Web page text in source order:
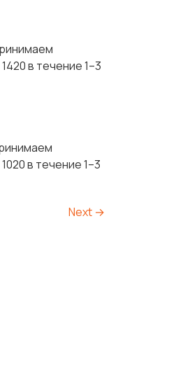
в течение 1–3
в течение 1–3
Next →